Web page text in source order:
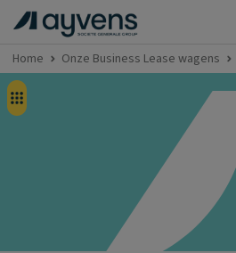
Home Onze Business Lease wagens